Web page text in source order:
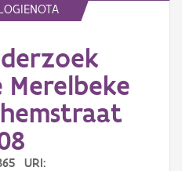
Merelbeke
URI: